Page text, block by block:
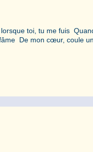
toi, tu me fuis
De mon cœur, coule